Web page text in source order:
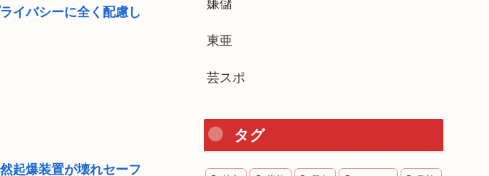
イバシーに全く配慮し
起爆装置が壊れセーフ
嫌儲
東亜
芸スポ
タグ